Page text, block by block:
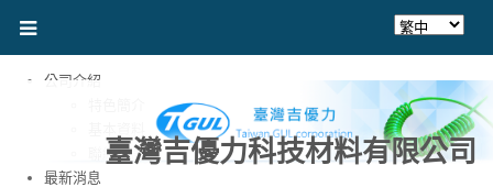
臺灣吉優力科技材料有限公司
公司介紹
聯絡資訊
最新消息